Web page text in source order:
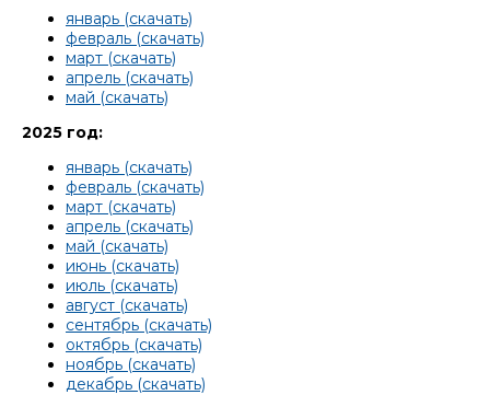
январь (скачать)
февраль (скачать)
март (скачать)
апрель (скачать)
май (скачать)
2025 год:
январь (скачать)
февраль (скачать)
март (скачать)
апрель (скачать)
май (скачать)
июнь (скачать)
июль (скачать)
август (скачать)
сентябрь (скачать)
октябрь (скачать)
ноябрь (скачать)
декабрь (скачать)